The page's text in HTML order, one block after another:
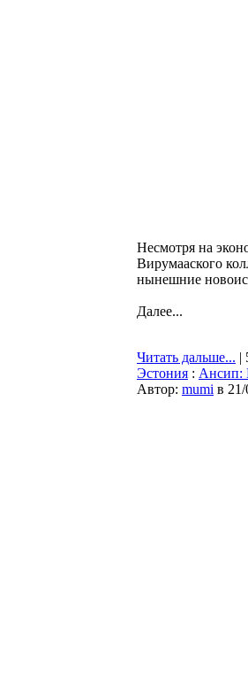
Несмотря на
Вирумааского
нынешние
Далее...
Читать дальше... |
Эстония : Ансип:
Автор: mumi в